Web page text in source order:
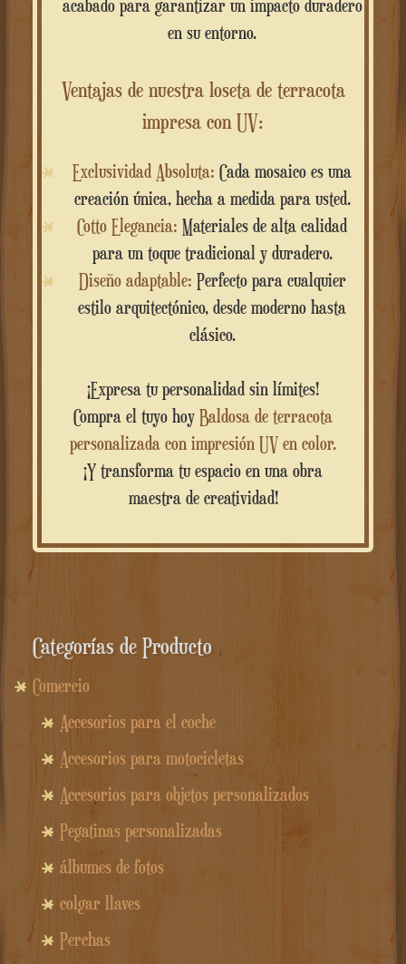
acabado para garantizar un impacto duradero
en su entorno.
Ventajas de nuestra loseta de terracota
impresa con UV:
Exclusividad Absoluta: Cada mosaico es una
creación única, hecha a medida para usted.
Cotto Elegancia: Materiales de alta calidad
para un toque tradicional y duradero.
Diseño adaptable: Perfecto para cualquier
estilo arquitectónico, desde moderno hasta
clásico.
¡Expresa tu personalidad sin límites!
Compra el tuyo hoy Baldosa de terracota
personalizada con impresión UV en color.
¡Y transforma tu espacio en una obra
maestra de creatividad!
Categorías de Producto
Comercio
Accesorios para el coche
Accesorios para motocicletas
Accesorios para objetos personalizados
Pegatinas personalizadas
álbumes de fotos
colgar llaves
Perchas